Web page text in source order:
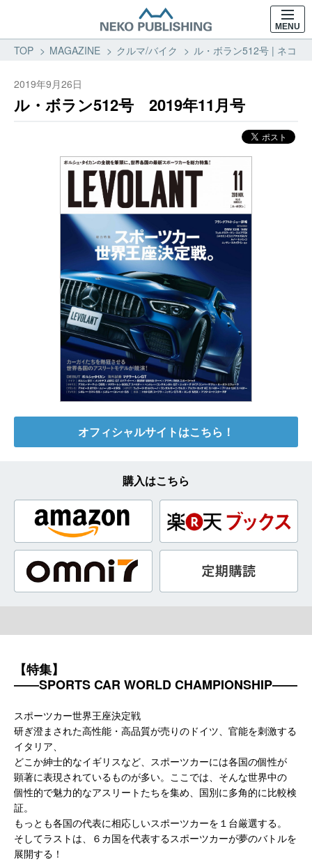
MENU
TOP MAGAZINE クルマ/バイク ル・ボラン512号 | ネコ・
2019年9月26日
ル・ボラン512号 2019年11月号
オフィシャルサイトはこちら！
購入はこちら
【特集】
――SPORTS CAR WORLD CHAMPIONSHIP――
スポーツカー世界王座決定戦
研ぎ澄まされた高性能・高品質が売りのドイツ、官能を刺激する
イタリア、
どこか紳士的なイギリスなど、スポーツカーには各国の個性が
顕著に表現されているものが多い。ここでは、そんな世界中の
個性的で魅力的なアスリートたちを集め、国別に多角的に比較検
証。
もっとも各国の代表に相応しいスポーツカーを１台厳選する。
そしてラストは、６カ国を代表するスポーツカーが夢のバトルを
展開する！